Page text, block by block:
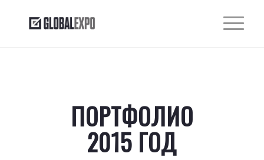
ПОРТФОЛИО
2015 ГОД